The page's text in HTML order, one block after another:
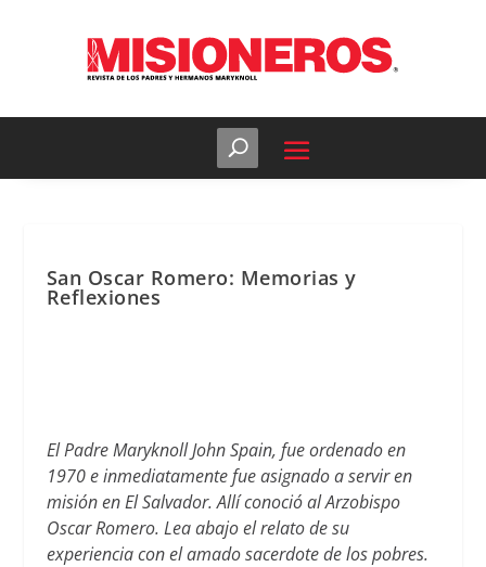
San Oscar Romero: Memorias y
Reflexiones
El Padre Maryknoll John Spain, fue ordenado en
1970 e inmediatamente fue asignado a servir en
misión en El Salvador. Allí conoció al Arzobispo
Oscar Romero. Lea abajo el relato de su
experiencia con el amado sacerdote de los pobres.